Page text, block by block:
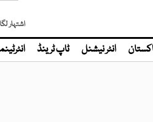
اشتہار
انٹر نیشنل ٹاپ ٹرینڈ